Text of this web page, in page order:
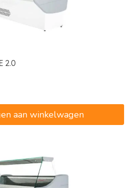
2.0
aan winkelwagen